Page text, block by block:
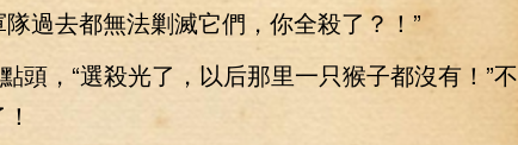
過去都無法剿滅它們，你全殺了？！”
，“選殺光了，以后那里一只猴子都沒有！”不